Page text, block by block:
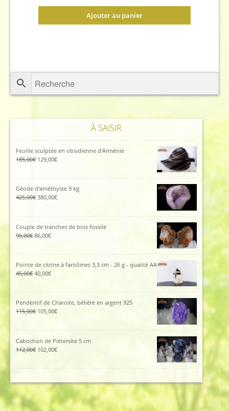
Ajouter au panier
À SAISIR
Feuille sculptée en obsidienne d'Arménie
185,00€ Le
était :
185,00€.
129,00€Le
129,00€.
Géode d'améthyste 9 kg
425,00€ Le
425,00€.
380,00€Le
380,00€.
Couple de tranches de bois fossile
96,00€Le
96,00€.
86,00€Le
est :
86,00€.
Pointe de citrine à fantômes 3,3 cm - 26 g - qualité AA
45,00€Le
était :
45,00€.
40,00€Le
est :
40,00€.
Pendentif de Charoïte, bélière en argent 925
115,00€ Le
115,00€.
105,00€Le
est :
105,00€.
Cabochon de Piétersite 5 cm
112,00€ Le
112,00€.
102,00€Le
102,00€.